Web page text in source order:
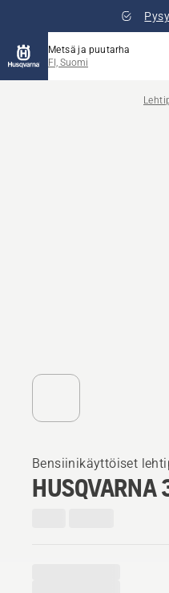
Metsä ja puutarha
FI, Suomi
Bensiinikäyttöiset
HUSQVARNA